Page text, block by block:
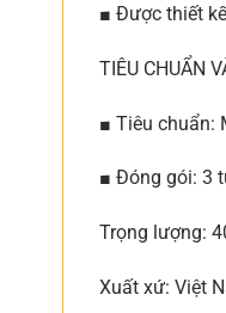
■ Được thiết
TIÊU CHUẨN
■ Tiêu chuẩn:
■ Đóng gói: 3
Trọng lượng:
Xuất xứ: Việt